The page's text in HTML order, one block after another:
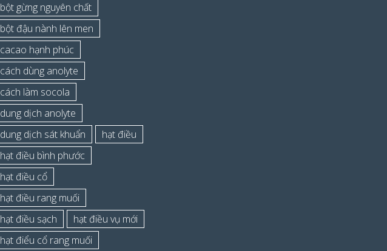
bột gừng nguyên chất
bột đậu nành lên men
cacao hạnh phúc
cách dùng anolyte
cách làm socola
dung dịch anolyte
dung dịch sát khuẩn
hạt điều
hạt điều bình phước
hạt điều cổ
hạt điều rang muối
hạt điều sạch
hạt điều vụ mới
hạt điểu cổ rang muối